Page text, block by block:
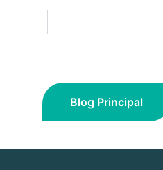
Blog Principal